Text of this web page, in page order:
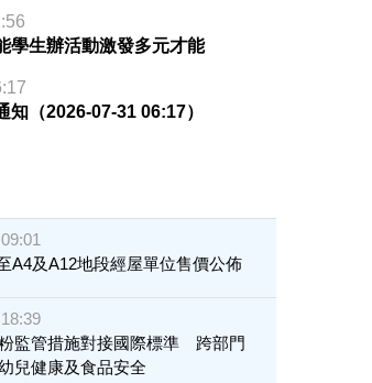
學生辦活動激發多元才能
知（2026-07-31 06:17）
A4及A12地段經屋單位售價公佈
監管措施對接國際標準 跨部門
兒健康及食品安全